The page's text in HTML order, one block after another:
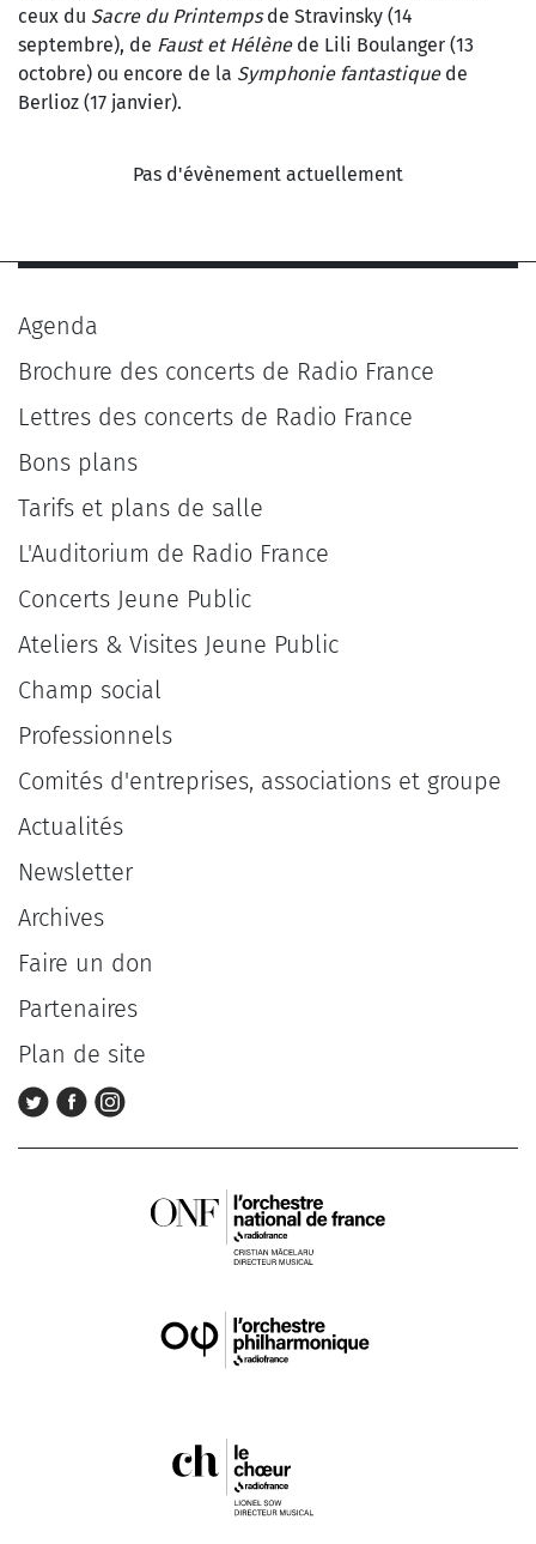
ceux du Sacre du Printempsde Stravinsky (14
septembre), de Faust et Hélènede Lili Boulanger (13
octobre) ou encore de la Symphonie fantastique de
Berlioz (17 janvier).
Pas d'évènement actuellement
Agenda
Brochure des concerts de Radio France
Lettres des concerts de Radio France
Bons plans
Tarifs et plans de salle
L'Auditorium de Radio France
Concerts Jeune Public
Ateliers & Visites Jeune Public
Champ social
Professionnels
Comités d'entreprises, associations et groupe
Actualités
Newsletter
Archives
Faire un don
Partenaires
Plan de site